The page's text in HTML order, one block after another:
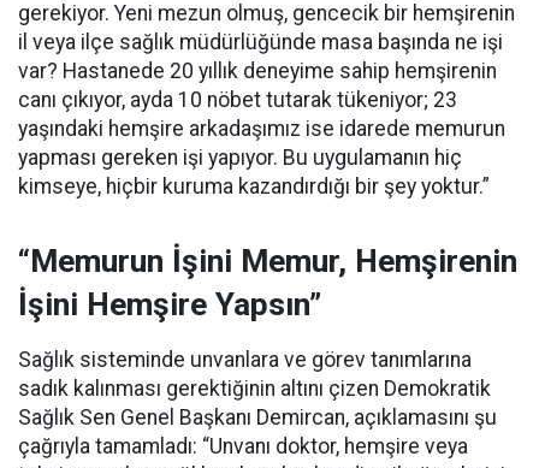
gerekiyor. Yeni mezun olmuş, gencecik bir hemşirenin
il veya ilçe sağlık müdürlüğünde masa başında ne işi
var? Hastanede 20 yıllık deneyime sahip hemşirenin
canı çıkıyor, ayda 10 nöbet tutarak tükeniyor; 23
yaşındaki hemşire arkadaşımız ise idarede memurun
yapması gereken işi yapıyor. Bu uygulamanın hiç
kimseye, hiçbir kuruma kazandırdığı bir şey yoktur.”
“Memurun İşini Memur, Hemşirenin
İşini Hemşire Yapsın”
Sağlık sisteminde unvanlara ve görev tanımlarına
sadık kalınması gerektiğinin altını çizen Demokratik
Sağlık Sen Genel Başkanı Demircan, açıklamasını şu
çağrıyla tamamladı: “Unvanı doktor, hemşire veya